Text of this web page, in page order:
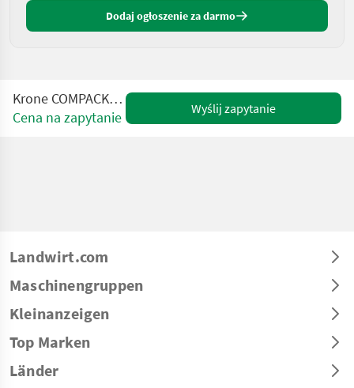
Dodaj ogłoszenie za darmo
Krone COMPACK V 150 XC PRO
Cena na zapytanie
Wyślij zapytanie
Landwirt.com
Maschinengruppen
Kleinanzeigen
Top Marken
Länder